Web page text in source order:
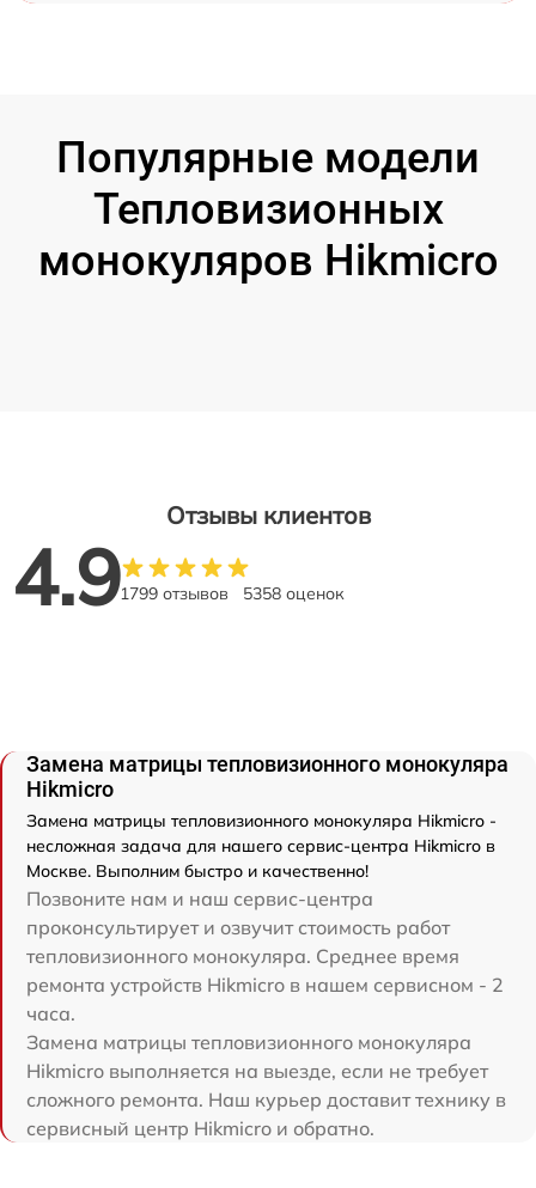
Популярные модели
Тепловизионных
монокуляров Hikmicro
Отзывы клиентов
4.91799 отзывов 5358 оценок
Замена матрицы тепловизионного монокуляра
Hikmicro
Замена матрицы тепловизионного монокуляра Hikmicro -
несложная задача для нашего сервис-центра Hikmicro в
Москве. Выполним быстро и качественно!
Позвоните нам и наш сервис-центра
проконсультирует и озвучит стоимость работ
тепловизионного монокуляра. Среднее время
ремонта устройств Hikmicro в нашем сервисном - 2
часа.
Замена матрицы тепловизионного монокуляра
Hikmicro выполняется на выезде, если не требует
сложного ремонта. Наш курьер доставит технику в
сервисный центр Hikmicro и обратно.